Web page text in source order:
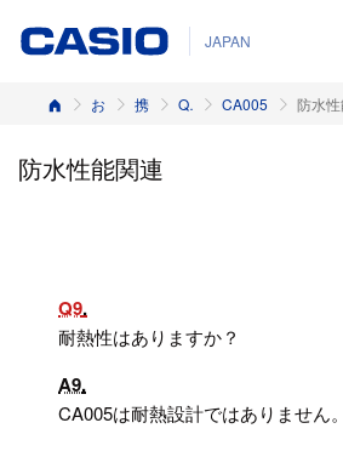
JAPAN
ホーム お客様サポート 携帯電話 Q&A（よくある質問と答え） CA005 防水
防水性能関連
Q9
耐熱性はありますか？
A9
CA005は耐熱設計ではありません。